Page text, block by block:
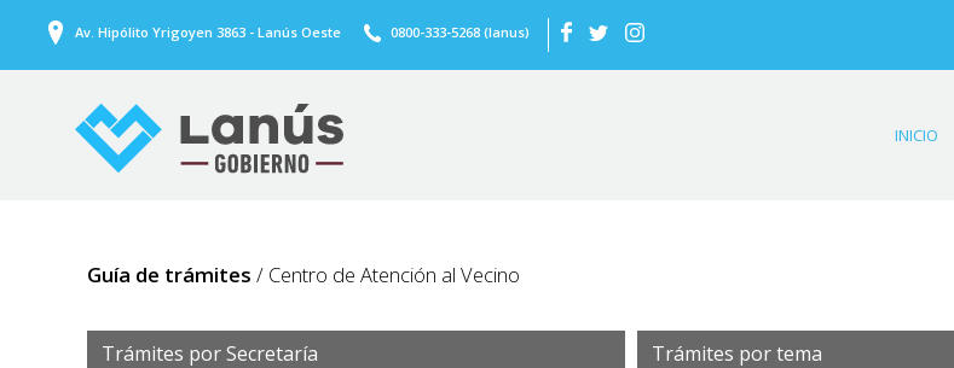
Av. Hipólito Yrigoyen 3863 - Lanús Oeste 0800-333-5268 (lanus)
INICIO
Guía de trámites / Centro de Atención al Vecino
Trámites por Secretaría Trámites por tema